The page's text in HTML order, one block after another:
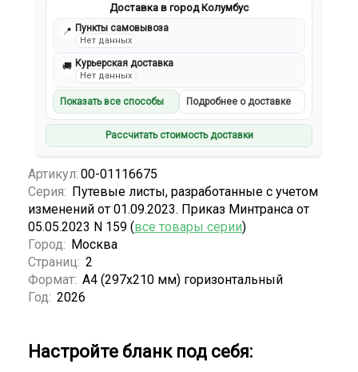
Доставка в город Колумбус
📍 Пункты самовывоза
Нет данных
🚚 Курьерская доставка
Нет данных
Показать все способы Подробнее о доставке
Рассчитать стоимость доставки
Артикул: 00-01116675
Серия: Путевые листы, разработанные с учетом
изменений от 01.09.2023. Приказ Минтранса от
05.05.2023 N 159 (все товары серии)
Город: Москва
Страниц: 2
Формат: А4 (297x210 мм) горизонтальный
Год: 2026
Настройте бланк под себя: